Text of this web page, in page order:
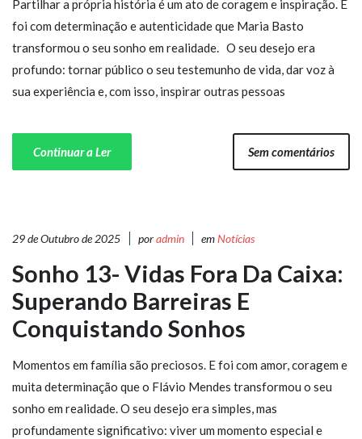
Partilhar a própria história é um ato de coragem e inspiração. E
foi com determinação e autenticidade que Maria Basto
transformou o seu sonho em realidade. O seu desejo era
profundo: tornar público o seu testemunho de vida, dar voz à
sua experiência e, com isso, inspirar outras pessoas
Continuar a Ler Sem comentários
29 de Outubro de 2025 poradmin emNotícias
Sonho 13- Vidas Fora Da Caixa:
Superando Barreiras E
Conquistando Sonhos
Momentos em família são preciosos. E foi com amor, coragem e
muita determinação que o Flávio Mendes transformou o seu
sonho em realidade. O seu desejo era simples, mas
profundamente significativo: viver um momento especial e